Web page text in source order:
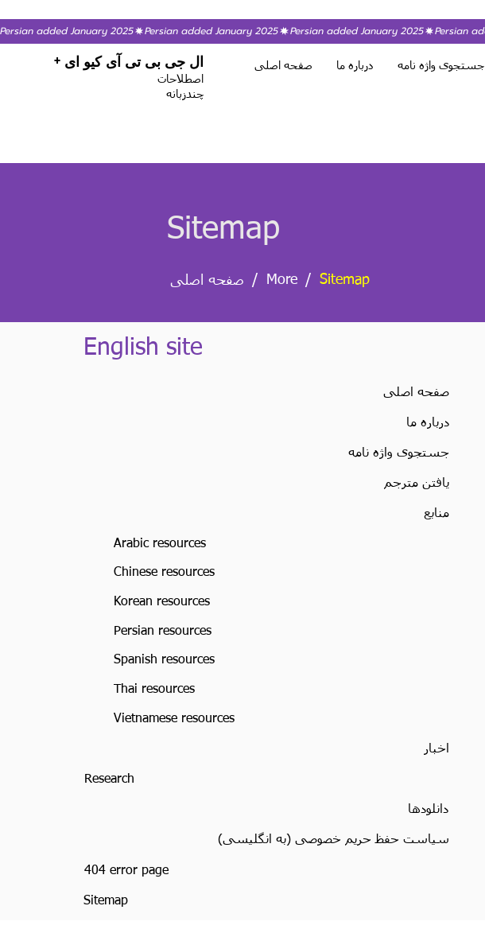
ال جی بی تی آی کیو ای +
اصطلاحات
چندزبانه
صفحه اصلی درباره ما جستجوی واژه نامه
Persian added January 2025
Sitemap
صفحه اصلی / More / Sitemap
English site
صفحه اصلی
درباره ما
جستجوی واژه نامه
یافتن مترجم
منابع
Arabic resources
Chinese resources
Korean resources
Persian resources
Spanish resources
Thai resources
Vietnamese resources
اخبار
Research
دانلودها
سیاست حفظ حریم خصوصی (به انگلیسی)
404 error page
Sitemap